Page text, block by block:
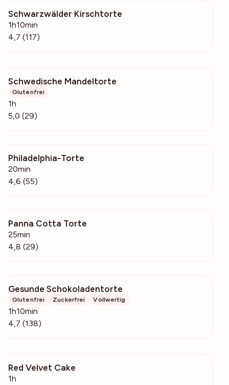
Schwarzwälder Kirschtorte
1h10min
4,7 (117)
Schwedische Mandeltorte
Glutenfrei
1h
5,0 (29)
Philadelphia-Torte
20min
4,6 (55)
Panna Cotta Torte
25min
4,8 (29)
Gesunde Schokoladentorte
Glutenfrei Zuckerfrei Vollwertig
1h10min
4,7 (138)
Red Velvet Cake
1h